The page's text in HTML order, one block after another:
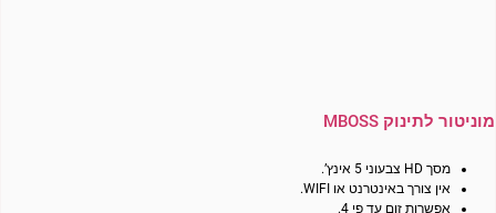
מוניטור לתינוק MBOSS
מסך HD צבעוני 5 אינץ’.
אין צורך באינטרנט או WIFI.
אפשרות זום עד פי 4.